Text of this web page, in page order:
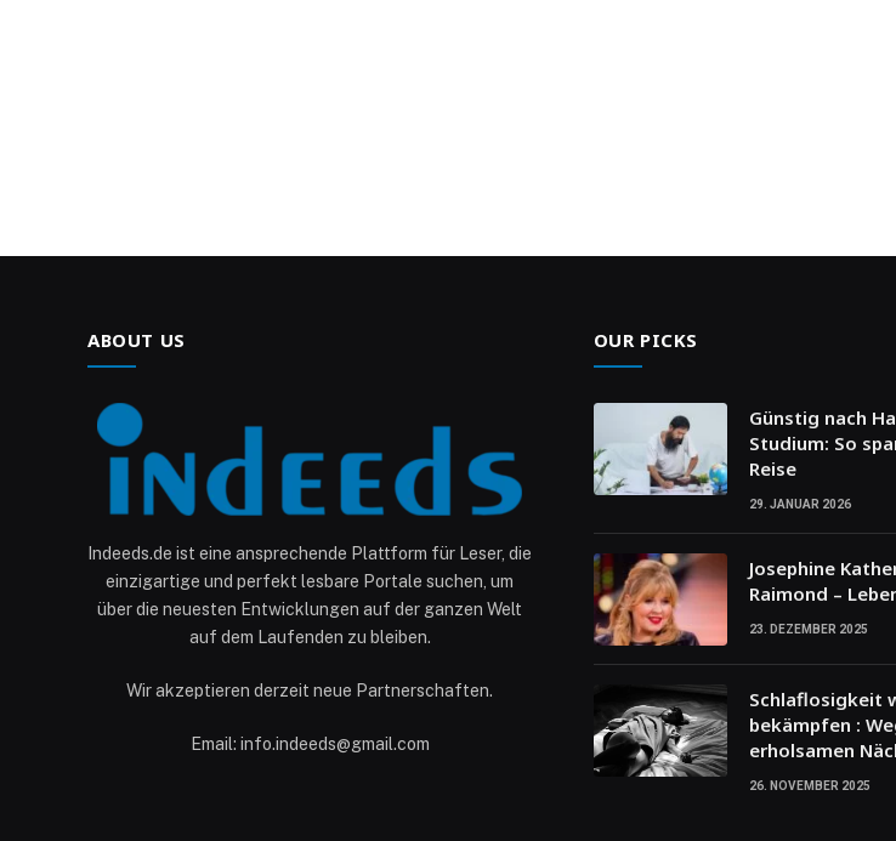
ABOUT US
Indeeds.de ist eine ansprechende Plattform für Leser, die
einzigartige und perfekt lesbare Portale suchen, um
über die neuesten Entwicklungen auf der ganzen Welt
auf dem Laufenden zu bleiben.
Wir akzeptieren derzeit neue Partnerschaften.
Email: info.indeeds@gmail.com
OUR PICKS
Günstig nach
Studium: So
Reise
29. JANUAR 2026
Josephine
Raimond –
23. DEZEMBER 2025
Schlaflosigkeit
bekämpfen :
erholsamen
26. NOVEMBER 2025